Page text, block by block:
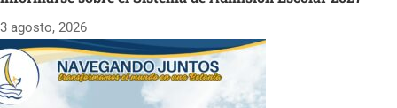
3 agosto, 2026